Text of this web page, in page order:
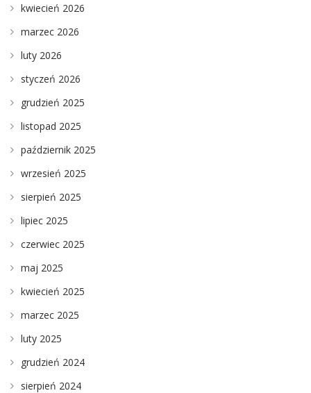
kwiecień 2026
marzec 2026
luty 2026
styczeń 2026
grudzień 2025
listopad 2025
październik 2025
wrzesień 2025
sierpień 2025
lipiec 2025
czerwiec 2025
maj 2025
kwiecień 2025
marzec 2025
luty 2025
grudzień 2024
sierpień 2024